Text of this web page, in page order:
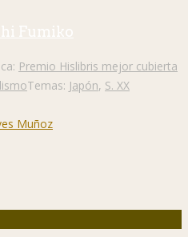
Fumiko
Premio Hislibris mejor cubierta
Temas: Japón, S. XX